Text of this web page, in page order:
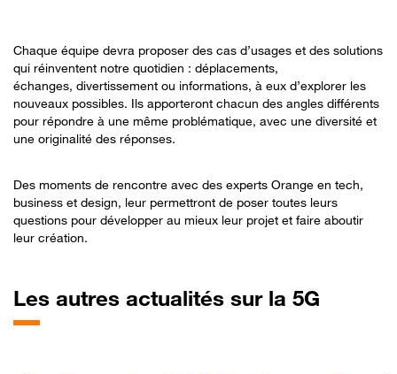
Chaque équipe devra proposer des cas d’usages et des solutions
qui réinventent notre quotidien : déplacements,
échanges, divertissement ou informations, à eux d’explorer les
nouveaux possibles. Ils apporteront chacun des angles différents
pour répondre à une même problématique, avec une diversité et
une originalité des réponses.
Des moments de rencontre avec des experts Orange en tech,
business et design, leur permettront de poser toutes leurs
questions pour développer au mieux leur projet et faire aboutir
leur création.
Les autres actualités sur la 5G